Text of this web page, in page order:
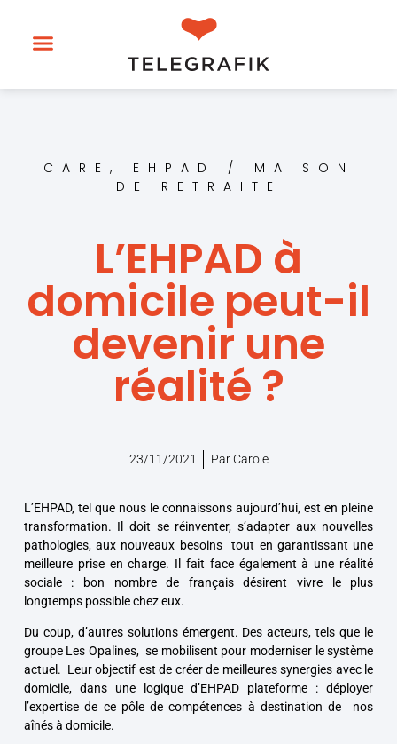
CARE , EHPAD / MAISON
DE RETRAITE
L’EHPAD à
domicile peut-il
devenir une
réalité ?
23/11/2021 ParCarole
L’EHPAD, tel que nous le connaissons aujourd’hui, est en pleine
transformation. Il doit se réinventer, s’adapter aux nouvelles
pathologies, aux nouveaux besoins tout en garantissant une
meilleure prise en charge. Il fait face également à une réalité
sociale : bon nombre de français désirent vivre le plus
longtemps possible chez eux.
Du coup, d’autres solutions émergent. Des acteurs, tels que le
groupe Les Opalines, se mobilisent pour moderniser le système
actuel. Leur objectif est de créer de meilleures synergies avec le
domicile, dans une logique d’EHPAD plateforme : déployer
l’expertise de ce pôle de compétences à destination de nos
aînés à domicile.